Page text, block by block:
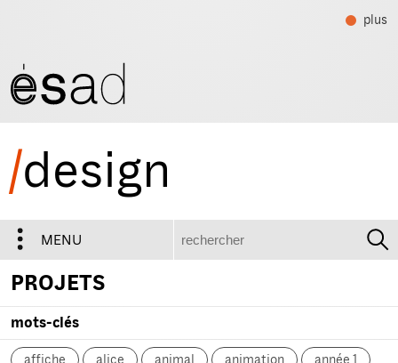
plus
/design
MENU
PROJETS
mots-clés
affiche alice animal animation année 1